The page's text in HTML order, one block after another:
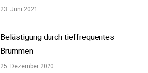
23. Juni 2021
Belästigung durch tieffrequentes
Brummen
25. Dezember 2020